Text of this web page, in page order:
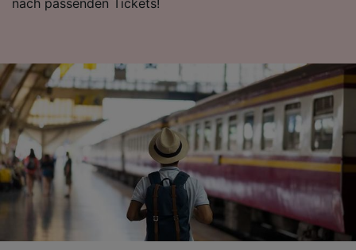
Folgendes bereitzustellen:
aktiv abfragen. Speichern von oder Zugriff auf
Informationen auf einem Endgerät.
Personalisierte Werbung und Inhalte, Messung
von Werbeleistung und der Performance von
Inhalten, Zielgruppenforschung sowie
Entwicklung und Verbesserung von
Angeboten.
Liste der Partner (Lieferanten)